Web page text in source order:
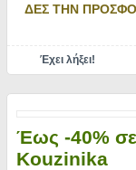
ΔΕΣ ΤΗΝ
Έχει λήξει!
Έως -40% σε
Kouzinika